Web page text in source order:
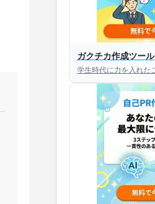
ガクチカ作成ツール
学生時代に力を入れた